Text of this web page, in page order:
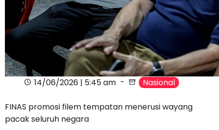
14/06/2026 | 5:45 am Nasional
FINAS promosi filem tempatan menerusi wayang
pacak seluruh negara